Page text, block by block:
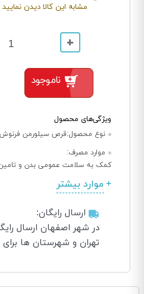
مشابه این کالا دیدن نمایید
+
ناموجود
ویژگی‌های محصول
نوع محصول:قرص سیلورمن
موارد مصرف:
کمک به سلامت عمومی بدن و تامین
موارد بیشتر
ارسال رایگان:
در شهر اصفهان ارسال
تهران و شهرستان ها برای